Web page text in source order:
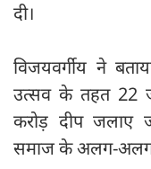
दी।
विजयवर्गीय ने
उत्सव के तहत 22
करोड़ दीप जलाए
समाज के अलग-अलग